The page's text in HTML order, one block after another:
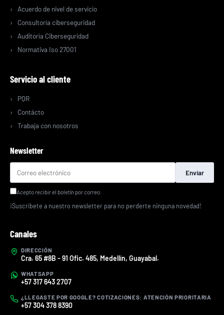
Acuerdo de nivel de servicio
Consultoría ciberseguridad
Auditoría Ciberseguridad
Normativa Iso 27001
Servicio al cliente
PQR
Contácto
Trabaja con nosotros
Newsletter
Enviar
Acepto recibir el boletín por correo.
¡Suscríbete a nuestro newsletter para no perderte ninguna novedad!
Canales
DIRECCIÓN
Cra. 65 #8B - 91 Ofic. 485, Medellín, Guayabal.
WHATSAPP
+57 317 643 2707
¿LLEGASTE POR GOOGLE? COTIZACIONES: ATENCIÓN PRIORITARIA
+57 304 378 8390